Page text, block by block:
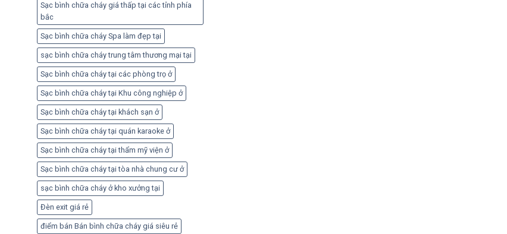
Sạc bình chữa cháy giá thấp tại các tỉnh phía
bắc
Sạc bình chữa cháy Spa làm đẹp tại
sạc bình chữa cháy trung tâm thương mại tại
Sạc bình chữa cháy tại các phòng trọ ở
Sạc bình chữa cháy tại Khu công nghiệp ở
Sạc bình chữa cháy tại khách sạn ở
Sạc bình chữa cháy tại quán karaoke ở
Sạc bình chữa cháy tại thẩm mỹ viện ở
Sạc bình chữa cháy tại tòa nhà chung cư ở
sạc bình chữa cháy ở kho xưởng tại
Đèn exit giá rẻ
điểm bán Bán bình chữa cháy giá siêu rẻ